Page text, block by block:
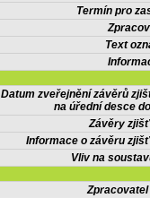
Termín pro
Text
Datum zveřejnění závěrů
na úřední desce
Závěry
Informace o závěru
Vliv na